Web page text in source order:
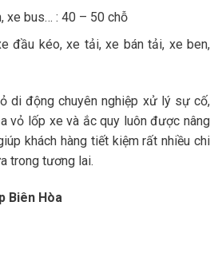
xe bus… : 40 – 50 chỗ
đầu kéo, xe tải, xe bán tải, xe ben,
di động chuyên nghiệp xử lý sự cố,
vỏ lốp xe và ắc quy luôn được nâng
khách hàng tiết kiệm rất nhiều chi
trong tương lai.
Biên Hòa